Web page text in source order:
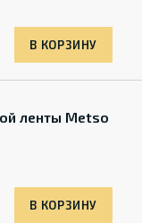
В КОРЗИНУ
ленты Metso
В КОРЗИНУ